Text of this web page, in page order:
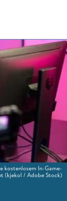
kostenlosem In-Game-
(kjekol / Adobe Stock)